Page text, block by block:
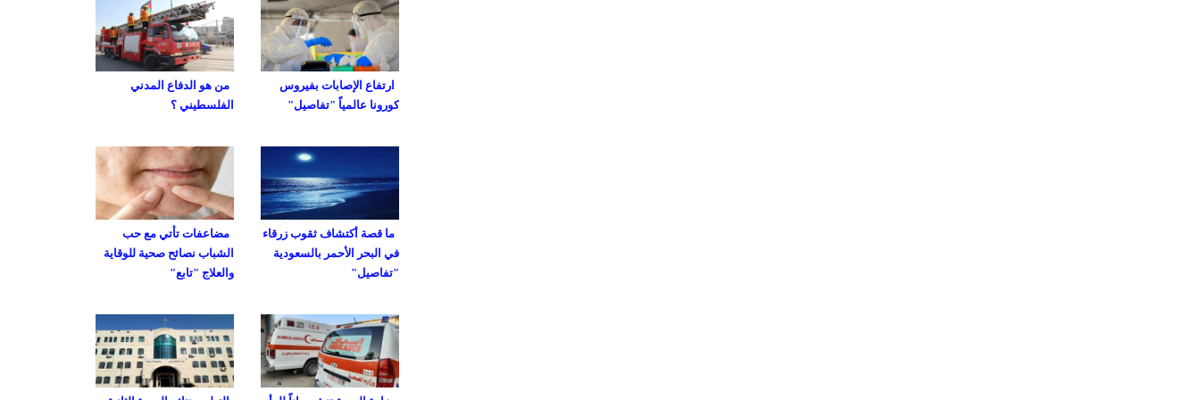
من هو الدفاع المدني
الفلسطيني ؟
ارتفاع الإصابات بفيروس
كورونا عالمياً "تفاصيل"
مضاعفات تأتي مع حب
الشباب نصائح صحية للوقاية
والعلاج "تابع"
ما قصة أكتشاف ثقوب زرقاء
في البحر الأحمر بالسعودية
"تفاصيل"